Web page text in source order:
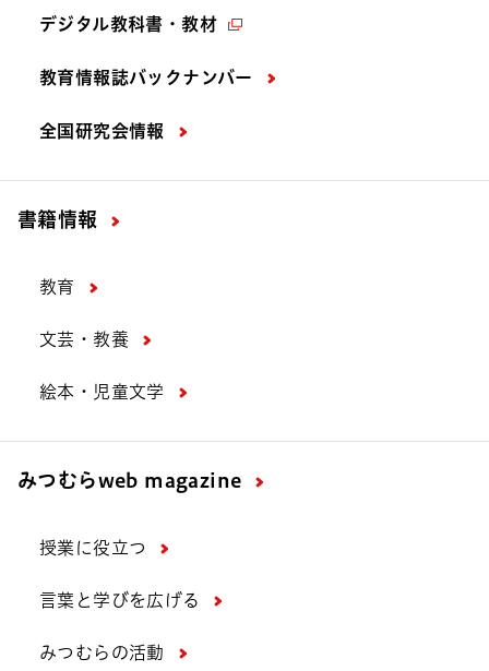
デジタル教科書・教材
教育情報誌バックナンバー
全国研究会情報
書籍情報
教育
文芸・教養
絵本・児童文学
みつむらweb magazine
授業に役立つ
言葉と学びを広げる
みつむらの活動